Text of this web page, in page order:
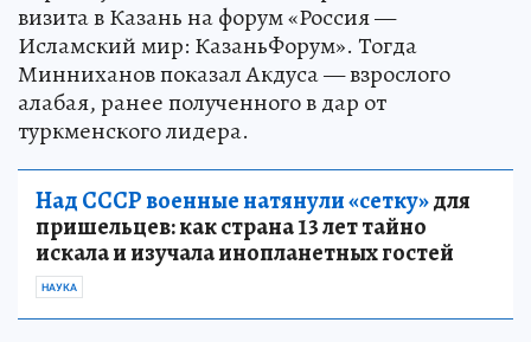
Бердымухамедов дал его во время недавнего
визита в Казань на форум «Россия —
Исламский мир: КазаньФорум». Тогда
Минниханов показал Акдуса — взрослого
алабая, ранее полученного в дар от
туркменского лидера.
Над СССР военные натянули «сетку»для
пришельцев: как страна 13 лет тайно
искала и изучала инопланетных гостей